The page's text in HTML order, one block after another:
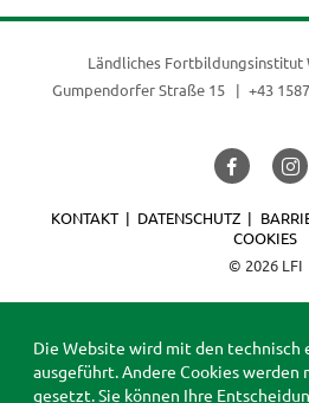
Ländliches Fortbildungsinstitut
Gumpendorfer Straße 15
+43
© 2026 LFI
KONTAKT DATENSCHUTZ
COOKIES
Die Website wird mit den technisch
ausgeführt. Andere Cookies
gesetzt. Sie können Ihre